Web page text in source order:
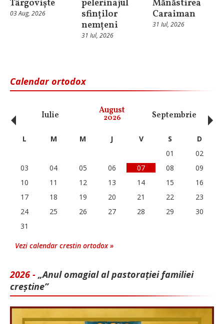
Târgoviște
03 Aug, 2026
pelerinajul
sfinților
nemțeni
31 Iul, 2026
Mănăstirea
Caraiman
31 Iul, 2026
Calendar ortodox
Iulie August
2026 Septembrie
‹ L M M J V S
D
01
02
03
04 05 06 07 08
09
10
11 12 13 14 15
16
17
18 19 20 21 22
23
24
25 26 27 28 29
30
31
Vezi calendar crestin ortodox »
2026 - „Anul omagial al pastorației familiei
creștine”